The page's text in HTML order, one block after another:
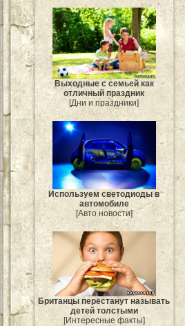
Выходные с семьей как
отличный праздник
[Дни и праздники]
Используем светодиоды в
автомобиле
[Авто новости]
Британцы перестанут называть
детей толстыми
[Интересные факты]